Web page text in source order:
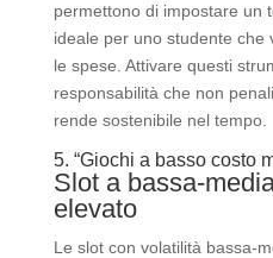
permettono di impostare un
ideale per uno studente che
le spese. Attivare questi
responsabilità che non
rende sostenibile nel tempo.
5. “Giochi a basso costo
Slot a
elevato
Le slot con volatilità